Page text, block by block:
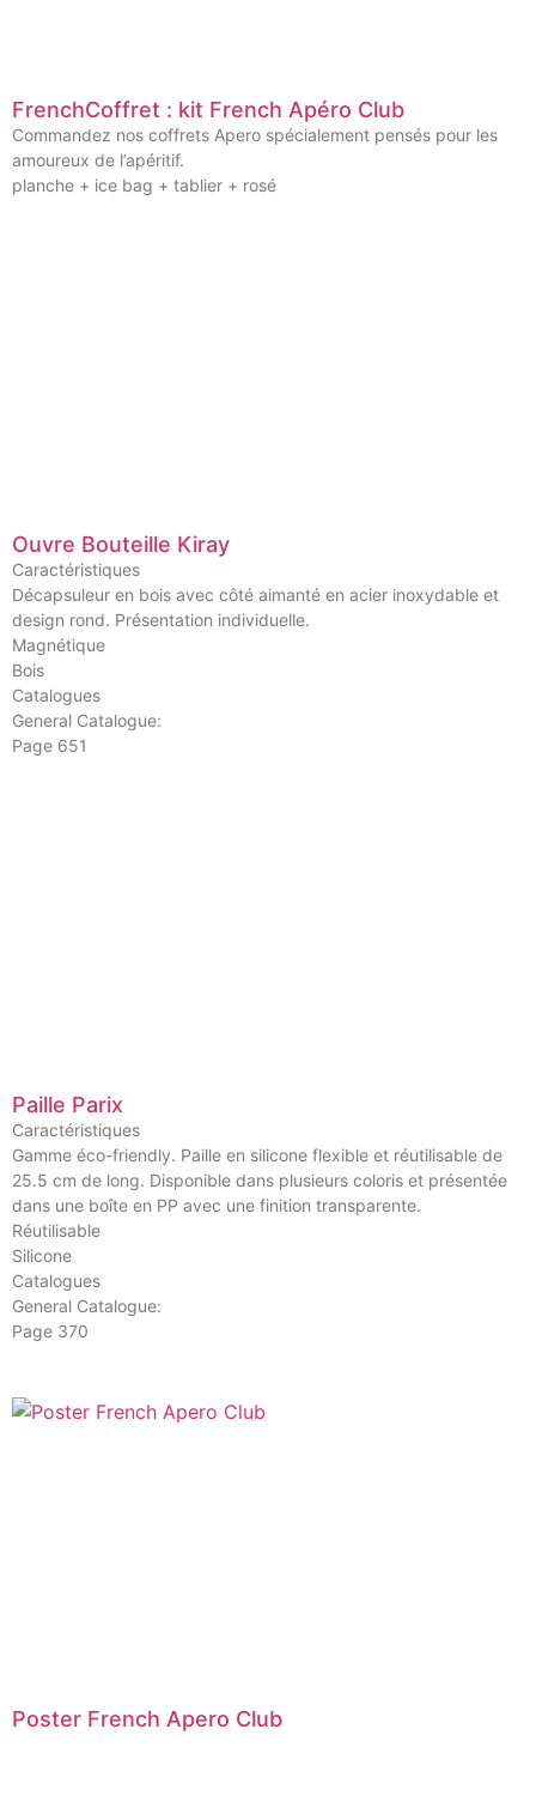
FrenchCoffret : kit French Apéro Club
Commandez nos coffrets Apero spécialement pensés pour les
amoureux de l’apéritif.
planche + ice bag + tablier + rosé
Ouvre Bouteille Kiray
Caractéristiques
Décapsuleur en bois avec côté aimanté en acier inoxydable et
design rond. Présentation individuelle.
Magnétique
Bois
Catalogues
General Catalogue:
Page 651
Paille Parix
Caractéristiques
Gamme éco-friendly. Paille en silicone flexible et réutilisable de
25.5 cm de long. Disponible dans plusieurs coloris et présentée
dans une boîte en PP avec une finition transparente.
Réutilisable
Silicone
Catalogues
General Catalogue:
Page 370
Poster French Apero Club